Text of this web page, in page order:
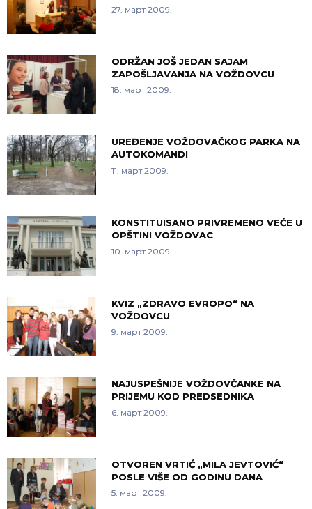
27. март 2009.
ODRŽAN JOŠ JEDAN SAJAM
ZAPOŠLJAVANJA NA VOŽDOVCU
18. март 2009.
UREĐENJE VOŽDOVAČKOG PARKA NA
AUTOKOMANDI
11. март 2009.
KONSTITUISANO PRIVREMENO VEĆE U
OPŠTINI VOŽDOVAC
10. март 2009.
KVIZ „ZDRAVO EVROPO“ NA
VOŽDOVCU
9. март 2009.
NAJUSPEŠNIJE VOŽDOVČANKE NA
PRIJEMU KOD PREDSEDNIKA
6. март 2009.
OTVOREN VRTIĆ „MILA JEVTOVIĆ“
POSLE VIŠE OD GODINU DANA
5. март 2009.